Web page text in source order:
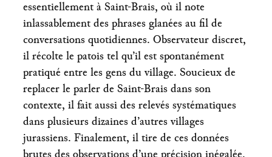
essentiellement à Saint-Brais, où il note
inlassablement des phrases glanées au fil de
conversations quotidiennes. Observateur discret,
il récolte le patois tel qu’il est spontanément
pratiqué entre les gens du village. Soucieux de
replacer le parler de Saint-Brais dans son
contexte, il fait aussi des relevés systématiques
dans plusieurs dizaines d’autres villages
jurassiens. Finalement, il tire de ces données